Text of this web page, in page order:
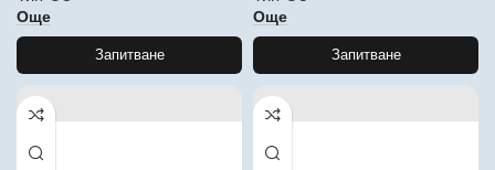
Още
Запитване
Още
Запитване